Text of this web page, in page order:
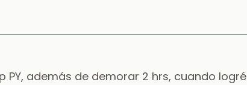
PY, además de demorar 2 hrs, cuando logré